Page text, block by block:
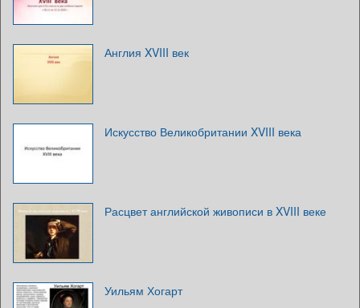
Англия XVIII век
Искусство Великобритании XVIII века
Расцвет английской живописи в XVIII веке
Уильям Хогарт